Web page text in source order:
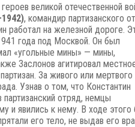
великой отечественной
, командир партизанского
работал на железной дороге.
года под Москвой. Он был
«угольные мины» — мины,
Заслонов агитировал
За живого или мертвого
Узнав о том, что Константин
отряд, немцы
и явились к нему. В ходе этого
его тело, не выдав его